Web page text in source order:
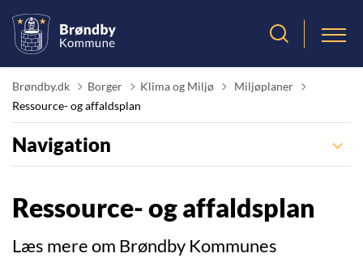
Brøndby.dk Borger Klima og Miljø Tilbage til
Miljøplaner
Ressource- og affaldsplan
Navigation
Ressource- og affaldsplan
Læs mere om Brøndby Kommunes